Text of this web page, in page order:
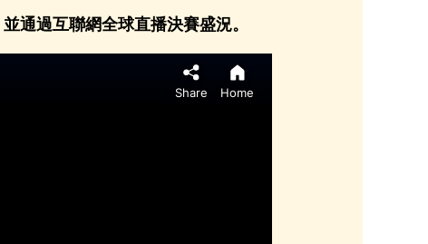
通過互聯網全球直播決賽盛況。